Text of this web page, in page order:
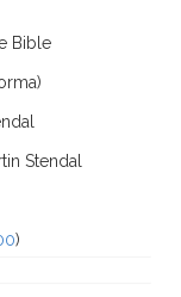
Bible
Stendal
)